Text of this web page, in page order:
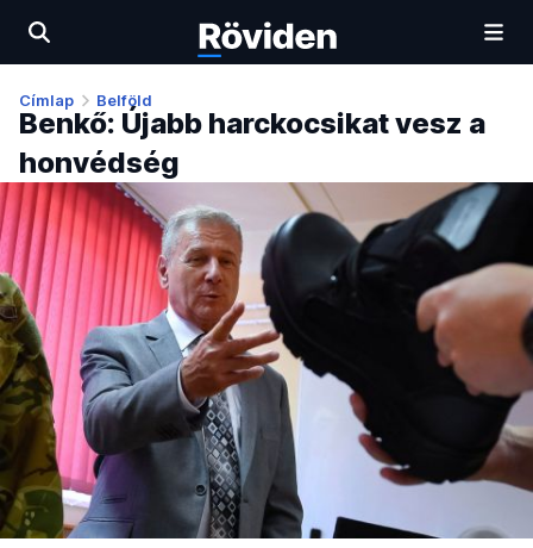
Címlap Belföld
Benkő: Újabb harckocsikat vesz a
honvédség